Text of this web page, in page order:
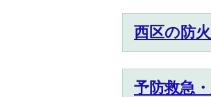
西区の防
予防救急